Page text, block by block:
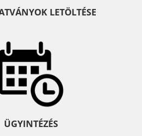
LETÖLTÉSE
ÜGYINTÉZÉS